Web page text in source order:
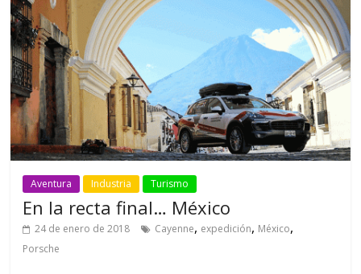
Aventura Industria Turismo
En la recta final… México
24 de enero de 2018 Cayenne, expedición, México,
Porsche